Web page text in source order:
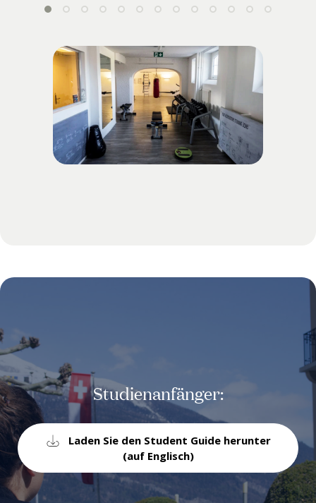
Studienanfänger:
Laden Sie den Student Guide herunter
(auf Englisch)